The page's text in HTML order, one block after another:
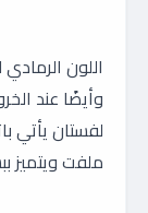
اللون
وأيضًا عند
لفستان يأتي
ملفت ويتميز